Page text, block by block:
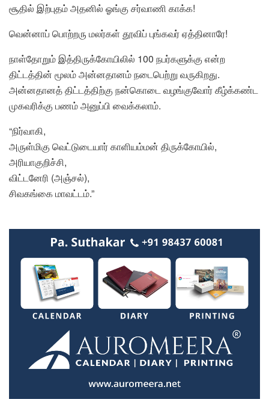
சூதில் இற்புதம் அதனில் ஓங்கு சர்வாணி காக்க!
வென்னாப் பொற்றரு மலர்கள் தூவிப் புங்கவர் ஏத்தினாரே!
நாள்தோறும் இத்திருக்கோயிலில் 100 நபர்களுக்கு என்ற
திட்டத்தின் மூலம் அன்னதானம் நடைபெற்று வருகிறது.
அன்னதானத் திட்டத்திற்கு நன்கொடை வழங்குவோர் கீழ்க்கண்ட
முகவரிக்கு பணம் அனுப்பி வைக்கலாம்.
“நிர்வாகி,
அருள்மிகு வெட்டுடையார் காளியம்மன் திருக்கோயில்,
அரியாகுறிச்சி,
விட்டனேரி (அஞ்சல்),
சிவகங்கை மாவட்டம்.”